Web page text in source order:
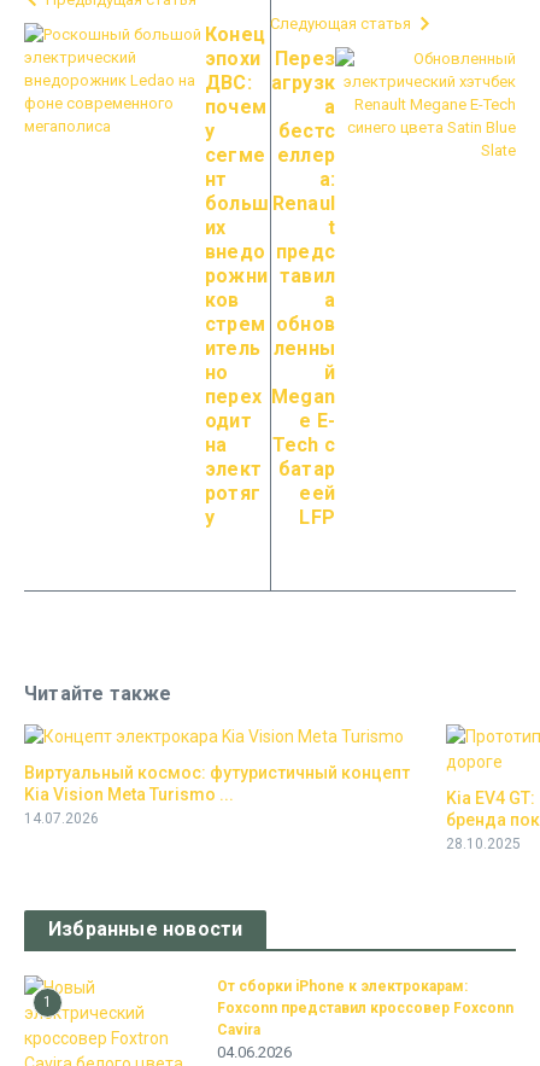
Конец
эпохи
ДВС:
почем
у
сегме
нт
больш
их
внедо
рожни
ков
стрем
итель
но
перех
одит
на
элект
ротяг
у
Следующая статья
Перез
агрузк
а
бестс
еллер
а:
Renaul
t
предс
тавил
а
обнов
ленны
й
Megan
e E-
Tech с
батар
еей
LFP
Читайте также
Виртуальный космос: футуристичный концепт
Kia Vision Meta Turismo ...
14.07.2026
Kia EV4
бренда
28.10.2025
Избранные новости
1
От сборки iPhone к электрокарам:
Foxconn представил кроссовер Foxconn
Cavira
04.06.2026